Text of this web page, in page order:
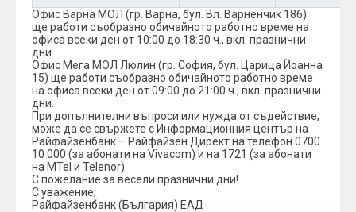
Офис Варна МОЛ (гр. Варна, бул. Вл. Варненчик 186)
ще работи съобразно обичайното работно време на
офиса всеки ден от 10:00 до 18:30 ч., вкл. празнични
дни.
Офис Мега МОЛ Люлин (гр. София, бул. Царица Йоанна
15) ще работи съобразно обичайното работно време
на офиса всеки ден от 09:00 до 21:00 ч., вкл. празнични
дни.
При допълнителни въпроси или нужда от съдействие,
може да се свържете с Информационния център на
Райфайзенбанк – Райфайзен Директ на телефон 0700
10 000 (за абонати на Vivacom) и на 1721 (за абонати
на MTel и Telenor).
С пожелание за весели празнични дни!
С уважение,
Райфайзенбанк (България) ЕАД